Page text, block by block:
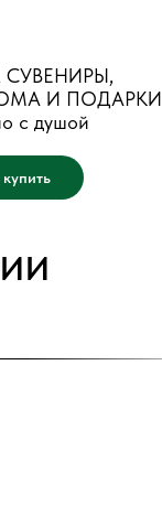
СУВЕНИРЫ,
И ПОДАРКИ
с душой
купить